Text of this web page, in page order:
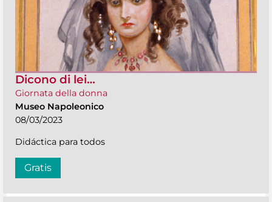
Dicono di lei…
Giornata della donna
Museo Napoleonico
08/03/2023
Didáctica para todos
Gratis